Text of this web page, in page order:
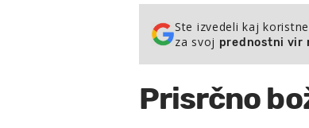
Ste izvedeli kaj
za svoj prednostni vir
Prisrčno